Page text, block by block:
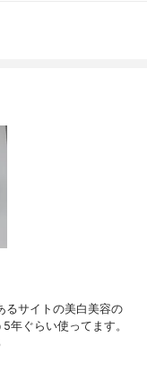
るサイトの美白美容の
年ぐらい使ってます。